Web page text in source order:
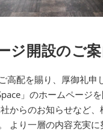
ジ開設のご
高配を賜り、厚御礼申
」のホームページ
からのお知らせなど
より一層の内容充実